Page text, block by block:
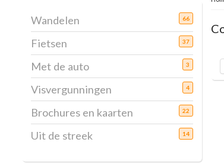
Wandelen 66
Fietsen 37
Met de auto 3
Visvergunningen 4
Brochures en kaarten 22
Uit de streek 14